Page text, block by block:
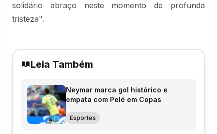
solidário abraço neste momento de profunda
tristeza".
Leia Também
Neymar marca gol histórico e
empata com Pelé em Copas
Esportes